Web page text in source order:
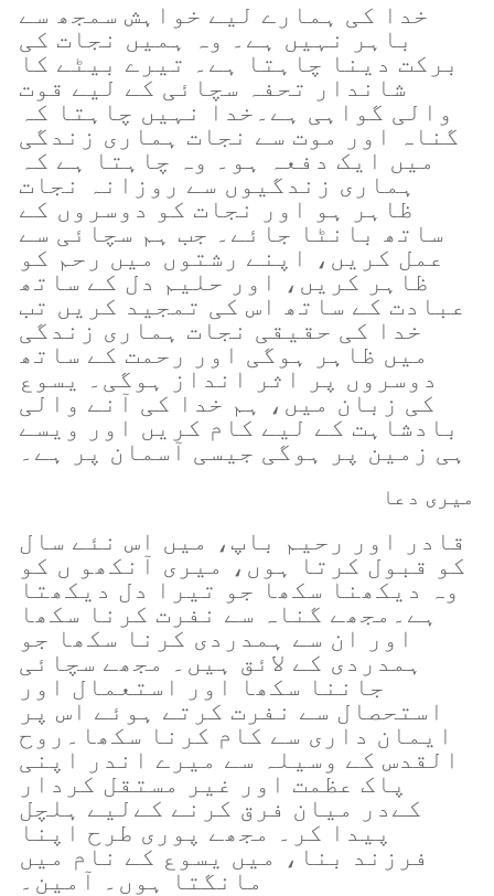
خدا کی ہمارے لیے خواہش سمجھ سے
باہر نہیں ہے۔ وہ ہمیں نجات کی
برکت دینا چاہتا ہے۔ تیرے بیٹے کا
شاندار تحفہ سچائی کے لیے قوت
والی گواہی ہے۔خدا نہیں چاہتا کہ
گناہ اور موت سے نجات ہماری زندگی
میں ایک دفعہ ہو۔ وہ چاہتا ہے کہ
ہماری زندگیوں سے روزانہ نجات
ظاہر ہو اور نجات کو دوسروں کے
ساتھ بانٹا جائے۔ جب ہم سچائی سے
عمل کریں، اپنے رشتوں میں رحم کو
ظاہر کریں، اور حلیم دل کے ساتھ
عبادت کے ساتھ اس کی تمجید کریں تب
خدا کی حقیقی نجات ہماری زندگی
میں ظاہر ہوگی اور رحمت کے ساتھ
دوسروں پر اثر انداز ہوگی۔ یسوع
کی زبان میں، ہم خدا کی آنے والی
بادشاہت کے لیے کام کریں اور ویسے
ہی زمین پر ہوگی جیسی آسمان پر ہے۔
میری دعا
قادر اور رحیم باپ، میں اس نئے سال
کو قبول کرتا ہوں، میری آنکھو ں کو
وہ دیکھنا سکھا جو تیرا دل دیکھتا
ہے۔مجھے گناہ سے نفرت کرنا سکھا
اور ان سے ہمدردی کرنا سکھا جو
ہمدردی کے لائق ہیں۔ مجھے سچائی
جاننا سکھا اور استعمال اور
استحصال سے نفرت کرتے ہوئے اس پر
ایمان داری سے کام کرنا سکھا۔روح
القدس کے وسیلہ سے میرے اندر اپنی
پاک عظمت اور غیر مستقل کردار
کےدر میان فرق کرنے کےلیے ہلچل
پیدا کر۔ مجھے پوری طرح اپنا
فرزند بنا، میں یسوع کے نام میں
مانگتا ہوں۔ آمین۔